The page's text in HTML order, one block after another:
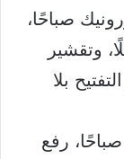
صباحًا،
وتقشير
بلا
رفع